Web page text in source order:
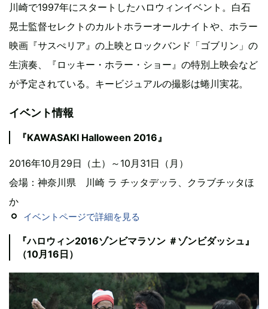
川崎で1997年にスタートしたハロウィンイベント。白石
晃士監督セレクトのカルトホラーオールナイトや、ホラー
映画『サスぺリア』の上映とロックバンド「ゴブリン」の
生演奏、『ロッキー・ホラー・ショー』の特別上映会など
が予定されている。キービジュアルの撮影は蜷川実花。
イベント情報
『KAWASAKI Halloween 2016』
2016年10月29日（土）～10月31日（月）
会場：神奈川県 川崎 ラ チッタデッラ、クラブチッタほ
か
イベントページで詳細を見る
『ハロウィン2016ゾンビマラソン ＃ゾンビダッシュ』
（10月16日）